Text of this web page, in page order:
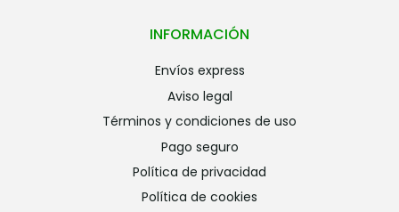
INFORMACIÓN
envíos express
aviso legal
términos y condiciones de uso
pago seguro
política de privacidad
política de cookies